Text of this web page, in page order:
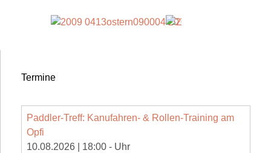
Termine
Paddler-Treff: Kanufahren- & Rollen-Training am
Opfi
10.08.2026
18:00 - Uhr